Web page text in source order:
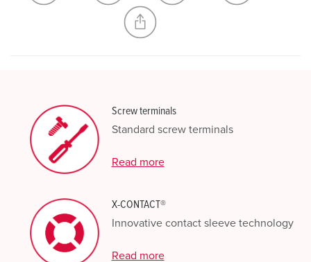
CREATE A NEW LIST
Screw terminals
Standard screw terminals
Read more
X-CONTACT®
Innovative contact sleeve technology
Read more